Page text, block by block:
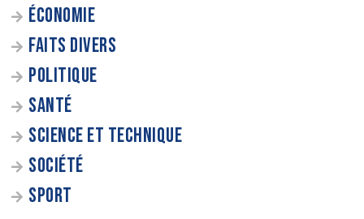
ÉCONOMIE
FAITS DIVERS
POLITIQUE
SANTÉ
SCIENCE ET TECHNIQUE
SOCIÉTÉ
SPORT